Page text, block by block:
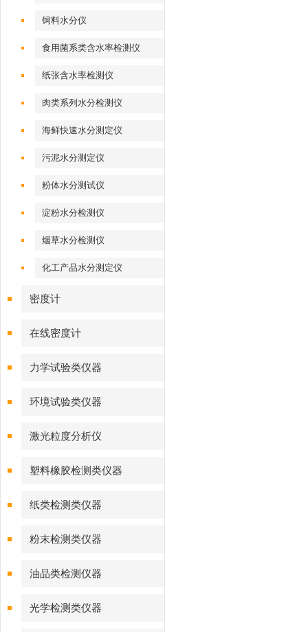
饲料水分仪
食用菌系类含水率检测仪
纸张含水率检测仪
肉类系列水分检测仪
海鲜快速水分测定仪
污泥水分测定仪
粉体水分测试仪
淀粉水分检测仪
烟草水分检测仪
化工产品水分测定仪
密度计
在线密度计
力学试验类仪器
环境试验类仪器
激光粒度分析仪
塑料橡胶检测类仪器
纸类检测类仪器
粉末检测类仪器
油品类检测仪器
光学检测类仪器